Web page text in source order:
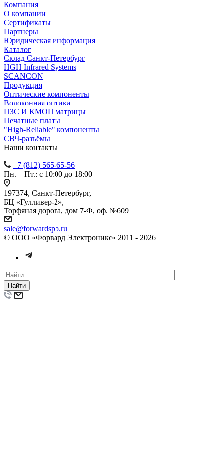
Компания
О компании
Сертификаты
Партнеры
Юридическая информация
Каталог
Cклад Санкт-Петербург
HGH Infrared Systems
SCANCON
Продукция
Оптические компоненты
Волоконная оптика
ПЗС И КМОП матрицы
Печатные платы
"High-Reliable" компоненты
СВЧ-разъёмы
Наши контакты
+7 (812) 565-65-56
Пн. – Пт.: с 10:00 до 18:00
197374, Санкт-Петербург,
БЦ «Гулливер-2»,
Торфяная дорога, дом 7-Ф, оф. №609
sale@forwardspb.ru
© ООО «Форвард Электроникс» 2011 - 2026
Найти